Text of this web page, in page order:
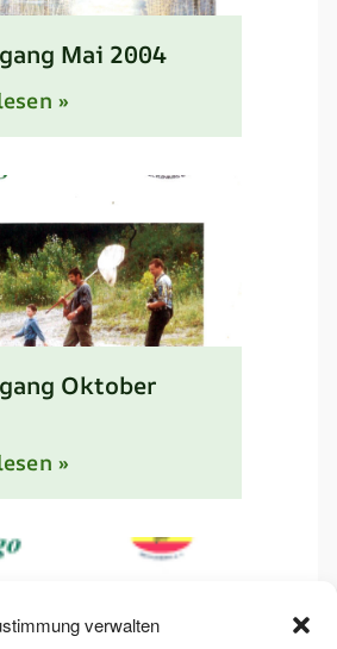
verwalten
Mai 2004
»
Oktober
»